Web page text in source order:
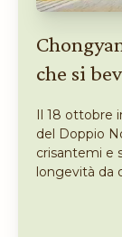
che si
Il 18 ottobre
del Doppio
crisantemi e
longevità da